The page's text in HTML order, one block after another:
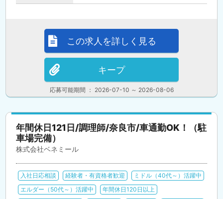
応募可能期間 ： 2026-07-10 ～ 2026-08-06
この求人を詳しく見る
キープ
年間休日121日/調理師/奈良市/車通勤OK！（駐
車場完備）
株式会社ベネミール
入社日応相談 経験者・有資格者歓迎
ミドル（40代～）活躍中
エルダー（50代～）活躍中
年間休日120日以上